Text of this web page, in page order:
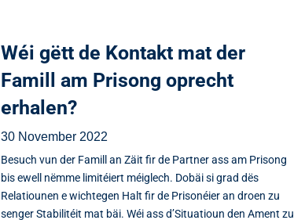
Wéi gëtt de Kontakt mat der
Famill am Prisong oprecht
erhalen?
30 November 2022
Besuch vun der Famill an Zäit fir de Partner ass am Prisong
bis ewell nëmme limitéiert méiglech. Dobäi si grad dës
Relatiounen e wichtegen Halt fir de Prisonéier an droen zu
senger Stabilitéit mat bäi. Wéi ass d’Situatioun den Ament zu